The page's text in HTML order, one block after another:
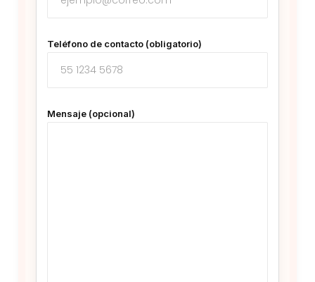
Teléfono de contacto (obligatorio)
Mensaje (opcional)